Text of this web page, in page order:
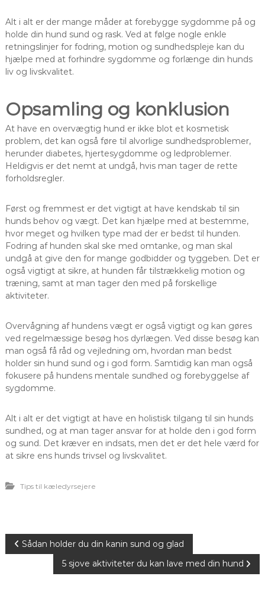
Alt i alt er der mange måder at forebygge sygdomme på og
holde din hund sund og rask. Ved at følge nogle enkle
retningslinjer for fodring, motion og sundhedspleje kan du
hjælpe med at forhindre sygdomme og forlænge din hunds
liv og livskvalitet.
Opsamling og konklusion
At have en overvægtig hund er ikke blot et kosmetisk
problem, det kan også føre til alvorlige sundhedsproblemer,
herunder diabetes, hjertesygdomme og ledproblemer.
Heldigvis er det nemt at undgå, hvis man tager de rette
forholdsregler.
Først og fremmest er det vigtigt at have kendskab til sin
hunds behov og vægt. Det kan hjælpe med at bestemme,
hvor meget og hvilken type mad der er bedst til hunden.
Fodring af hunden skal ske med omtanke, og man skal
undgå at give den for mange godbidder og tyggeben. Det er
også vigtigt at sikre, at hunden får tilstrækkelig motion og
træning, samt at man tager den med på forskellige
aktiviteter.
Overvågning af hundens vægt er også vigtigt og kan gøres
ved regelmæssige besøg hos dyrlægen. Ved disse besøg kan
man også få råd og vejledning om, hvordan man bedst
holder sin hund sund og i god form. Samtidig kan man også
fokusere på hundens mentale sundhed og forebyggelse af
sygdomme.
Alt i alt er det vigtigt at have en holistisk tilgang til sin hunds
sundhed, og at man tager ansvar for at holde den i god form
og sund. Det kræver en indsats, men det er det hele værd for
at sikre ens hunds trivsel og livskvalitet.
Tips til kæledyrsejere
Sådan holder du din kanin sund og glad
5 sjove aktiviteter du kan lave med din hund